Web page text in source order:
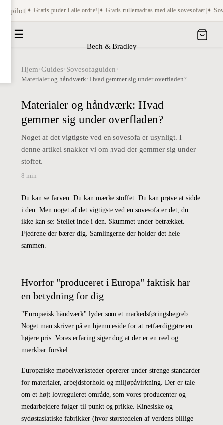
|✦ Gratis puder i alle ordre!|✦ Gratis rullemadras med alle sovesofaer|✦
☰
Bech & Bradley
Hjem >Guides >Sovesofaguiden >
Materialer og håndværk: Hvad gemmer sig under overfladen?
Materialer og håndværk: Hvad
gemmer sig under overfladen?
Noget af det vigtigste ved en sovesofa er usynligt. I
denne artikel snakker vi om hvad der gemmer sig under
stoffet.
8 min
Du kan se farven. Du kan mærke stoffet. Du kan prøve at sidde
i den. Men noget af det vigtigste ved en sovesofa er det, du
ikke kan se: Stellet inde i den. Skummet under betrækket.
Fjedrene der bærer dig. Samlingerne der holder det hele
sammen.
Hvorfor "produceret i Europa" faktisk har
en betydning for dig
"Europæisk håndværk" lyder som et markedsføringsbegreb.
Noget man skriver på en hjemmeside for at retfærdiggøre en
højere pris. Vores erfaring siger dog at der er en reel og
mærkbar forskel.
Europæiske møbelværksteder opererer under strenge standarder
for materialer, arbejdsforhold og miljøpåvirkning. Der er tale
om et højt lovreguleret område, som vores producenter og
medarbejdere følger til punkt og prikke. Kinesiske og
sydøstasiatiske fabrikker (hvor størstedelen af verdens billige